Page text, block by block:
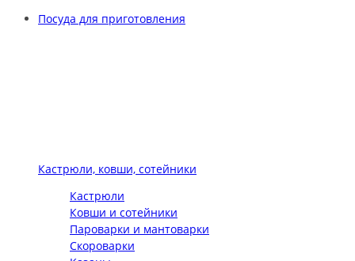
Посуда для приготовления
Кастрюли, ковши, сотейники
Кастрюли
Ковши и сотейники
Пароварки и мантоварки
Скороварки